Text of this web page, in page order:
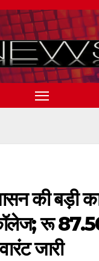
की बड़ी
रू
जारी